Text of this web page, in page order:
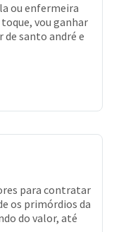
ou enfermeira
vou ganhar
santo andré e
para contratar
os primórdios da
do valor, até